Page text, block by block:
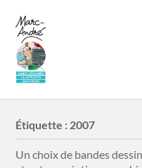
Étiquette : 2007
Un choix de bandes